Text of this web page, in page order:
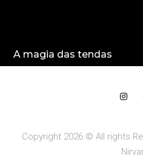
A magia das tendas
Copyright 2026 © All rights